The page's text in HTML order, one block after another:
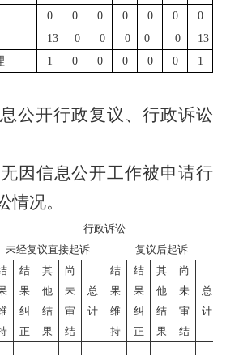
0 0 0 0 0 0
0
13 0 0 0 0 0
13
1 0 0 0 0 0 1
公开行政复议、行政诉讼
因信息公开工作被申请行
情况。
行政诉讼
未经复议直接起诉
复议后起诉
结
果
纠
正
其
他
结
果
尚
未
审
结
总
计
结
果
维
持
结
果
纠
正
其
他
结
果
尚
未
审
结
总
计